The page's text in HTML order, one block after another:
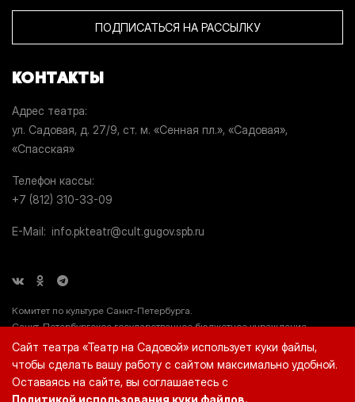
ПОДПИСАТЬСЯ НА РАССЫЛКУ
КОНТАКТЫ
Адрес театра
ул. Садовая, д. 27/9, ст. м. «Сенная пл.», «Садовая»,
«Спасская»
Телефон кассы
+7 (812) 310-33-09
E-Mail info.pkteatr@cult.gugov.spb.ru
Комитет по культуре Санкт-Петербурга.
Санкт-Петербургское государственное бюджетное учреждение
культуры «Театр на Садовой» (СПб ГБУК «Театр на Садовой»), ИНН
7812044660.
Сайт театра «Театр на Садовой» использует куки файлы,
чтобы сделать вашу работу с сайтом максимально удобной.
Оставаясь на сайте, вы соглашаетесь с
Политикой использования куки файлов.